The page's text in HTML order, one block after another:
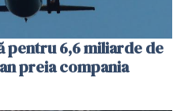
pentru 6,6 miliarde de
preia compania